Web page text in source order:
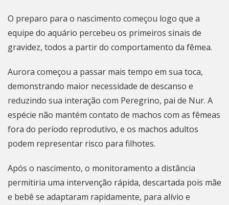
O preparo para o nascimento começou logo que a
equipe do aquário percebeu os primeiros sinais de
gravidez, todos a partir do comportamento da fêmea.
Aurora começou a passar mais tempo em sua toca,
demonstrando maior necessidade de descanso e
reduzindo sua interação com Peregrino, pai de Nur. A
espécie não mantém contato de machos com as fêmeas
fora do período reprodutivo, e os machos adultos
podem representar risco para filhotes.
Após o nascimento, o monitoramento a distância
permitiria uma intervenção rápida, descartada pois mãe
e bebê se adaptaram rapidamente, para alívio e